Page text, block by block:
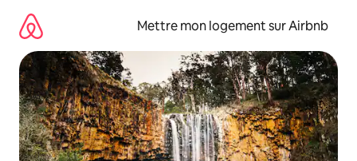
directement
contenu
Mettre mon logement sur Airbnb